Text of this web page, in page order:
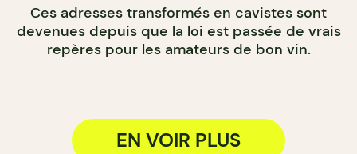
Ces adresses transformés en cavistes sont
devenues depuis que la loi est passée de vrais
repères pour les amateurs de bon vin.
EN VOIR PLUS